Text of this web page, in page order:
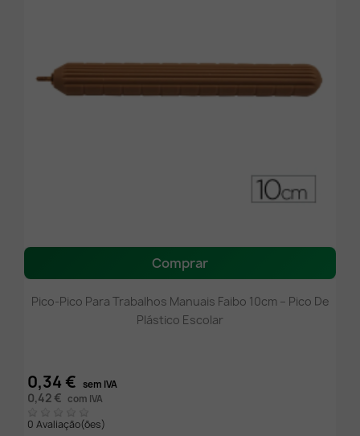
Comprar
Pico-Pico Para Trabalhos Manuais Faibo 10cm – Pico De
Plástico Escolar
0,34 € sem IVA
0,42 € com IVA
0 Avaliação(ões)